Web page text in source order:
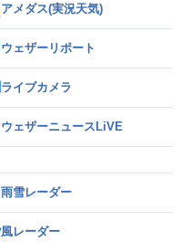
アメダス(実況天気)
ウェザーリポート
ライブカメラ
ウェザーニュースLiVE
雨雪レーダー
風レーダー